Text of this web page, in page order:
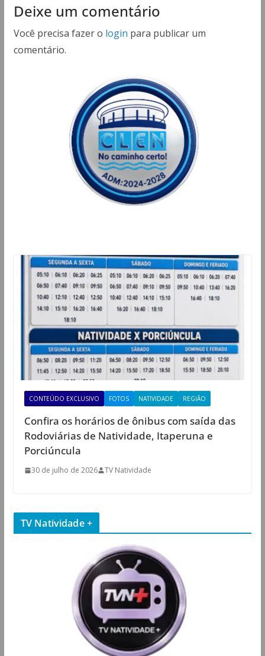
Deixe um comentário
Você precisa fazer o login para publicar um
comentário.
CONTEÚDO EXCLUSIVO FOTOS NATIVIDADE REGIÃO
Confira os horários de ônibus com saída das
Rodoviárias de Natividade, Itaperuna e
Porciúncula
30 de julho de 2026 TV Natividade
TV Natividade +